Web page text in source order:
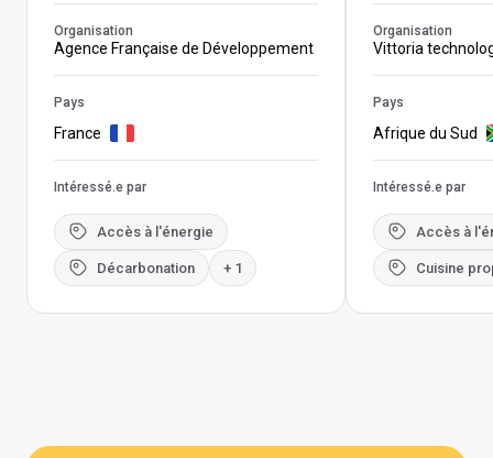
Organisation
Agence Française de Développement
Pays
France
Intéressé.e par
Accès à l'énergie
Décarbonation + 1
Organisation
Vittoria
Pays
Afrique du Sud
Intéressé.e par
Accès à
Cuisine